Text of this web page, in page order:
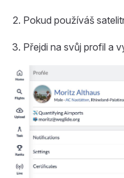
Pokud používáš
Přejdi na svůj profil a